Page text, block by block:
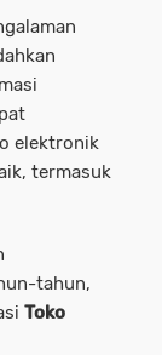
elektronik
termasuk
tahun,
Toko